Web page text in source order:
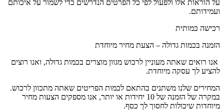
על הוראות אלו ולפעול לפי כל הפרטים הנדרשים כדי לשמור על איכותם
ועמידותם.
רכישה כמותית
הזמנה בכמות גדולה – הצעת מחיר מיוחדת
אנו רואים שאתה מעוניין לרכוש מגוון מוצרים בכמות גדולה, ואנו רוצים
להציע לך עסקה מיוחדת.
המחירים שלנו משתנים בהתאם לכמות הפריטים שאתה מתכוון לרכוש.
במקרה של הזמנה של 10 יחידות או יותר, אנו מספקים הצעות מחיר
מיוחדות שיכולות לחסוך לך כסף.